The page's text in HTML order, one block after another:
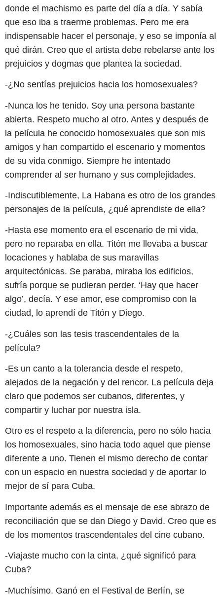
donde el machismo es parte del día a día. Y sabía
que eso iba a traerme problemas. Pero me era
indispensable hacer el personaje, y eso se imponía al
qué dirán. Creo que el artista debe rebelarse ante los
prejuicios y dogmas que plantea la sociedad.
-¿No sentías prejuicios hacia los homosexuales?
-Nunca los he tenido. Soy una persona bastante
abierta. Respeto mucho al otro. Antes y después de
la película he conocido homosexuales que son mis
amigos y han compartido el escenario y momentos
de su vida conmigo. Siempre he intentado
comprender al ser humano y sus complejidades.
-Indiscutiblemente, La Habana es otro de los grandes
personajes de la película, ¿qué aprendiste de ella?
-Hasta ese momento era el escenario de mi vida,
pero no reparaba en ella. Titón me llevaba a buscar
locaciones y hablaba de sus maravillas
arquitectónicas. Se paraba, miraba los edificios,
sufría porque se pudieran perder. ‘Hay que hacer
algo’, decía. Y ese amor, ese compromiso con la
ciudad, lo aprendí de Titón y Diego.
-¿Cuáles son las tesis trascendentales de la
película?
-Es un canto a la tolerancia desde el respeto,
alejados de la negación y del rencor. La película deja
claro que podemos ser cubanos, diferentes, y
compartir y luchar por nuestra isla.
Otro es el respeto a la diferencia, pero no sólo hacia
los homosexuales, sino hacia todo aquel que piense
diferente a uno. Tienen el mismo derecho de contar
con un espacio en nuestra sociedad y de aportar lo
mejor de sí para Cuba.
Importante además es el mensaje de ese abrazo de
reconciliación que se dan Diego y David. Creo que es
de los momentos trascendentales del cine cubano.
-Viajaste mucho con la cinta, ¿qué significó para
Cuba?
-Muchísimo. Ganó en el Festival de Berlín, se